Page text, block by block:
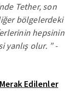
Tether, son
bölgelerdeki
hepsinin
yanlış olur. ” -
Edilenler